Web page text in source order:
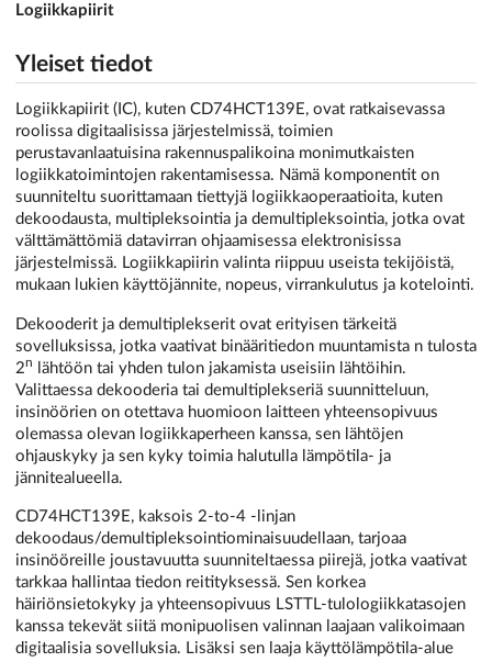
Logiikkapiirit
Yleiset tiedot
Logiikkapiirit (IC), kuten CD74HCT139E, ovat ratkaisevassa
roolissa digitaalisissa järjestelmissä, toimien
perustavanlaatuisina rakennuspalikoina monimutkaisten
logiikkatoimintojen rakentamisessa. Nämä komponentit on
suunniteltu suorittamaan tiettyjä logiikkaoperaatioita, kuten
dekoodausta, multipleksointia ja demultipleksointia, jotka ovat
välttämättömiä datavirran ohjaamisessa elektronisissa
järjestelmissä. Logiikkapiirin valinta riippuu useista tekijöistä,
mukaan lukien käyttöjännite, nopeus, virrankulutus ja kotelointi.
Dekooderit ja demultiplekserit ovat erityisen tärkeitä
sovelluksissa, jotka vaativat binääritiedon muuntamista n tulosta
2n
lähtöön tai yhden tulon jakamista useisiin lähtöihin.
Valittaessa dekooderia tai demultiplekseriä suunnitteluun,
insinöörien on otettava huomioon laitteen yhteensopivuus
olemassa olevan logiikkaperheen kanssa, sen lähtöjen
ohjauskyky ja sen kyky toimia halutulla lämpötila- ja
jännitealueella.
CD74HCT139E, kaksois 2-to-4 -linjan
dekoodaus/demultipleksointiominaisuudellaan, tarjoaa
insinööreille joustavuutta suunniteltaessa piirejä, jotka vaativat
tarkkaa hallintaa tiedon reitityksessä. Sen korkea
häiriönsietokyky ja yhteensopivuus LSTTL-tulologiikkatasojen
kanssa tekevät siitä monipuolisen valinnan laajaan valikoimaan
digitaalisia sovelluksia. Lisäksi sen laaja käyttölämpötila-alue